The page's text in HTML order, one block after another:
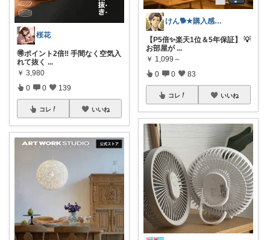
桜花
🉐ポイント2倍‼️ 手間なく空気入
れて抜く ...
￥ 3,980
0 0 139
コレ いいね
けん🐕★購入感謝です★（アイコン変更）
【P5倍✨楽天1位＆5年保証】 💡
お部屋が ...
￥ 1,099～
0 0 83
コレ いいね